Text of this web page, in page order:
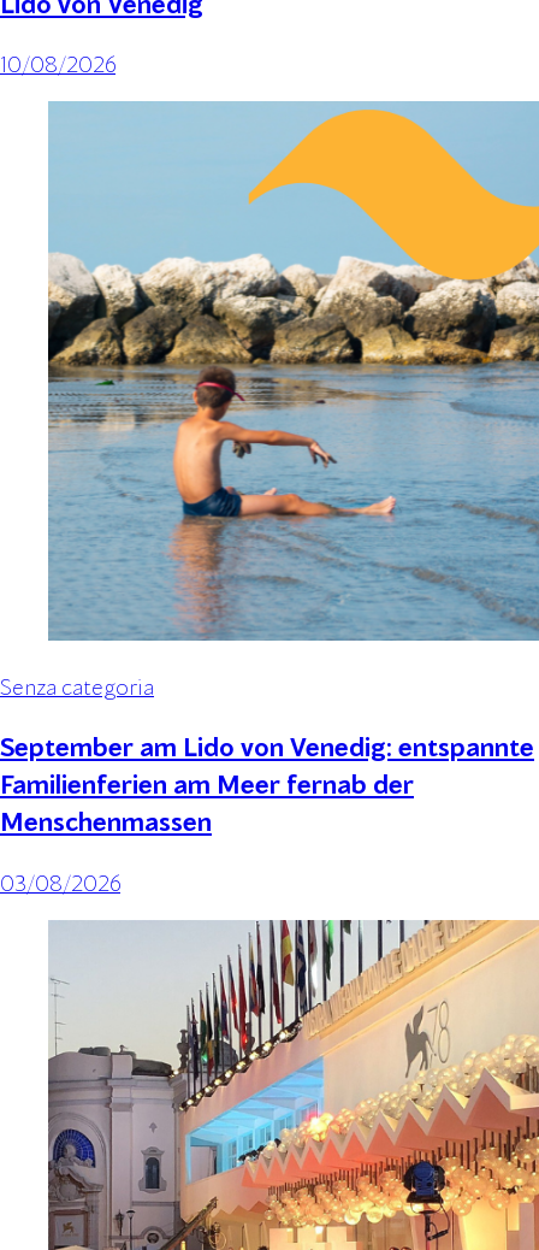
10/08/2026
Senza categoria
September am Lido von Venedig: entspannte
Familienferien am Meer fernab der
Menschenmassen
03/08/2026